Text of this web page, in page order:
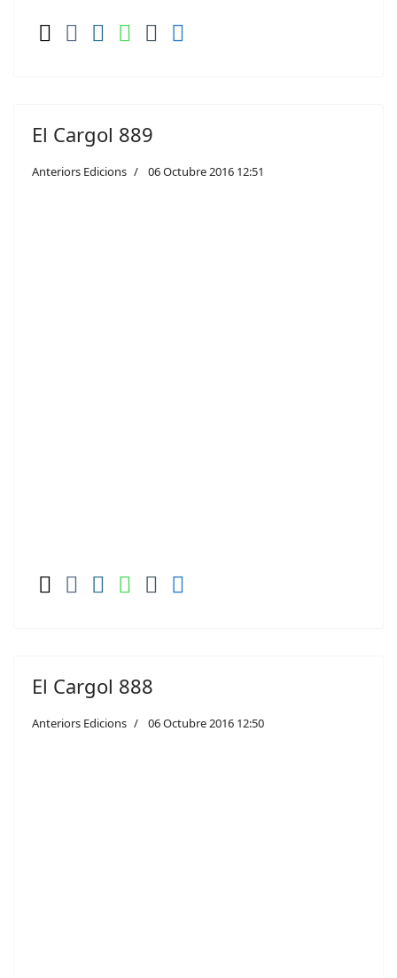
El Cargol 889
Anteriors Edicions 06 Octubre 2016 12:51
El Cargol 888
Anteriors Edicions 06 Octubre 2016 12:50